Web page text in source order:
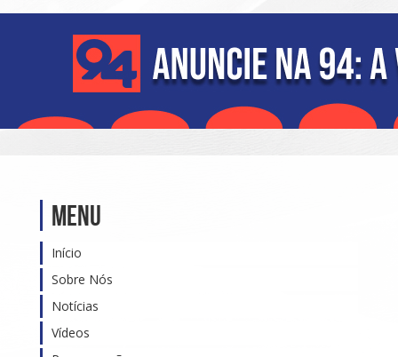
Menu
Início
Sobre Nós
Notícias
Vídeos